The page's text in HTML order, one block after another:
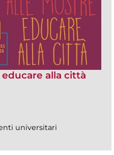
alla città
universitari